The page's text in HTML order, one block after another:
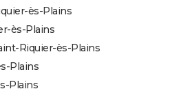
ès-Plains
ès-Plains
Riquier-ès-Plains
Plains
Plains